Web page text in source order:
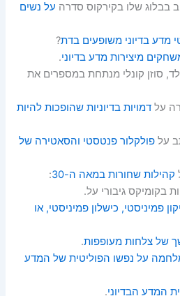
בבלוג שלו בקירקוס סדרה על נשים
מדע בדיוני משופעים בדת?
מיצירות מדע בדיוני.
סוזן קונלי מנתחת במספרים את
עלדמויות בדיוניות שהופכות להיות
עלפולקלור פנטסטי והסאטירה של
קהילות שחורות במאה ה-‏30
:
בקומיקס גיבורי על.
פמיניסטי, כישלון פמיניסטי, או
של צלחות מעופפות.
על נפשו הפוליטית של המדע
המדע הבדיוני.